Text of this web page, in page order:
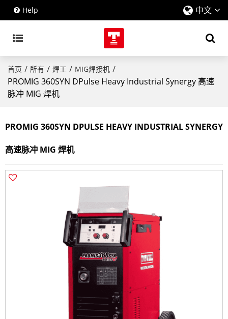
Help 中文
首页 / 所有 / 焊工 / MIG焊接机 /
PROMIG 360SYN DPulse Heavy Industrial Synergy 高速
脉冲 MIG 焊机
PROMIG 360SYN DPULSE HEAVY INDUSTRIAL SYNERGY
高速脉冲 MIG 焊机